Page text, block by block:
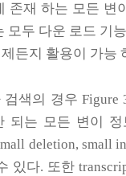
존재 하는 모든 변
모두 다운 로드 기
든지 활용이 가능
검색의 경우 Figure
되는 모든 변이
deletion, small
있다. 또한